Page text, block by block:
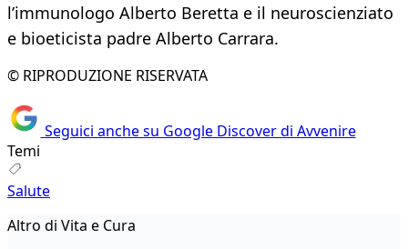
l’immunologo Alberto Beretta e il neuroscienziato
e bioeticista padre Alberto Carrara.
© RIPRODUZIONE RISERVATA
Seguici anche su Google Discover di Avvenire
Temi
Salute
Altro di Vita e Cura